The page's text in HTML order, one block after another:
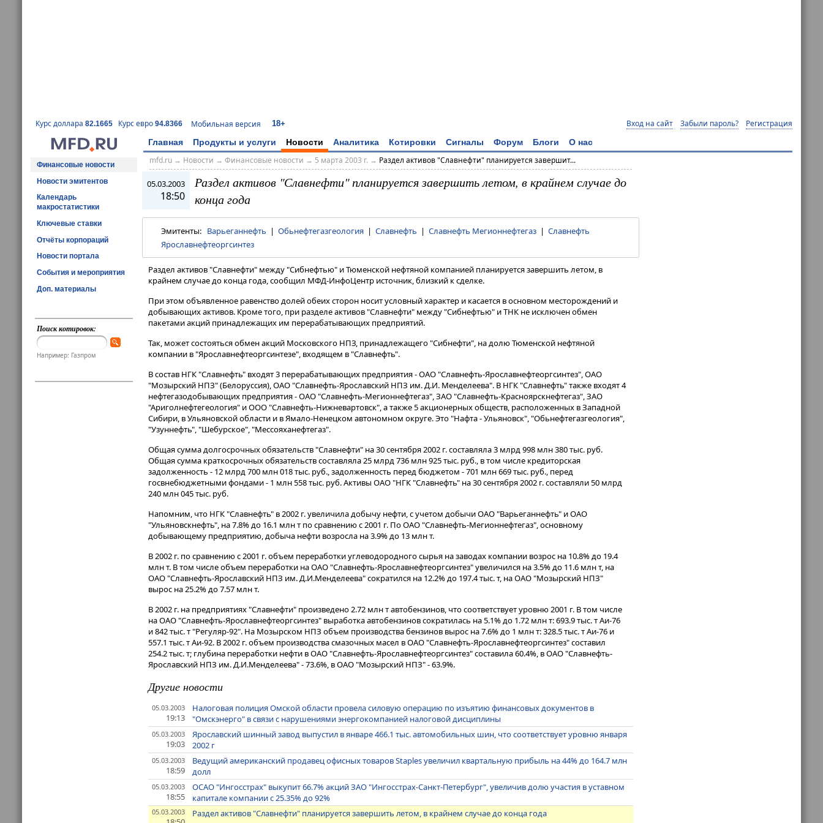
Курс доллара 82.1665 Курс евро 94.8366 Мобильная версия 18+ Вход на сайт Забыли пароль? Регистрация
Главная Продукты и услуги Новости Аналитика Котировки Сигналы Форум Блоги О нас
Финансовые новости
Новости эмитентов
Календарь
макростатистики
Ключевые ставки
Отчёты корпораций
Новости портала
События и мероприятия
Доп. материалы
Поиск котировок:
Например: Газпром
mfd.ru→ Новости → Финансовые новости → 5 марта 2003 г. → Раздел активов "Славнефти" планируется завершит...
05.03.2003
18:50
Раздел активов "Славнефти" планируется завершить летом, в крайнем случае до
конца года
Эмитенты: Варьеганнефть | Обьнефтегазгеология | Славнефть | Славнефть Мегионнефтегаз | Славнефть
Ярославнефтеоргсинтез
Раздел активов "Славнефти" между "Сибнефтью" и Тюменской нефтяной компанией планируется завершить летом, в
крайнем случае до конца года, сообщил МФД-ИнфоЦентр источник, близкий к сделке.
При этом объявленное равенство долей обеих сторон носит условный характер и касается в основном месторождений и
добывающих активов. Кроме того, при разделе активов "Славнефти" между "Сибнефтью" и ТНК не исключен обмен
пакетами акций принадлежащих им перерабатывающих предприятий.
Так, может состояться обмен акций Московского НПЗ, принадлежащего "Сибнефти", на долю Тюменской нефтяной
компании в "Ярославнефтеоргсинтезе", входящем в "Славнефть".
В состав НГК "Славнефть" входят 3 перерабатывающих предприятия - ОАО "Славнефть-Ярославнефтеоргсинтез", ОАО
"Мозырский НПЗ" (Белоруссия), ОАО "Славнефть-Ярославский НПЗ им. Д.И. Менделеева". В НГК "Славнефть" также входят 4
нефтегазодобывающих предприятия - ОАО "Славнефть-Мегионнефтегаз", ЗАО "Славнефть-Красноярскнефтегаз", ЗАО
"Ариголнефтегеология" и ООО "Славнефть-Нижневартовск", а также 5 акционерных обществ, расположенных в Западной
Сибири, в Ульяновской области и в Ямало-Ненецком автономном округе. Это "Нафта - Ульяновск", "Обьнефтегазгеология",
"Узуннефть", "Шебурское", "Мессояханефтегаз".
Общая сумма долгосрочных обязательств "Славнефти" на 30 сентября 2002 г. составляла 3 млрд 998 млн 380 тыс. руб.
Общая сумма краткосрочных обязательств составляла 25 млрд 736 млн 925 тыс. руб., в том числе кредиторская
задолженность - 12 млрд 700 млн 018 тыс. руб., задолженность перед бюджетом - 701 млн 669 тыс. руб., перед
госвнебюджетными фондами - 1 млн 558 тыс. руб. Активы ОАО "НГК "Славнефть" на 30 сентября 2002 г. составляли 50 млрд
240 млн 045 тыс. руб.
Напомним, что НГК "Славнефть" в 2002 г. увеличила добычу нефти, с учетом добычи ОАО "Варьеганнефть" и ОАО
"Ульяновскнефть", на 7.8% до 16.1 млн т по сравнению с 2001 г. По ОАО "Славнефть-Мегионнефтегаз", основному
добывающему предприятию, добыча нефти возросла на 3.9% до 13 млн т.
В 2002 г. по сравнению с 2001 г. объем переработки углеводородного сырья на заводах компании возрос на 10.8% до 19.4
млн т. В том числе объем переработки на ОАО "Славнефть-Ярославнефтеоргсинтез" увеличился на 3.5% до 11.6 млн т, на
ОАО "Славнефть-Ярославский НПЗ им. Д.И.Менделеева" сократился на 12.2% до 197.4 тыс. т, на ОАО "Мозырский НПЗ"
вырос на 25.2% до 7.57 млн т.
В 2002 г. на предприятиях "Славнефти" произведено 2.72 млн т автобензинов, что соответствует уровню 2001 г. В том числе
на ОАО "Славнефть-Ярославнефтеоргсинтез" выработка автобензинов сократилась на 5.1% до 1.72 млн т: 693.9 тыс. т Аи-76
и 842 тыс. т "Регуляр-92". На Мозырском НПЗ объем производства бензинов вырос на 7.6% до 1 млн т: 328.5 тыс. т Аи-76 и
557.1 тыс. т Аи-92. В 2002 г. объем производства смазочных масел в ОАО "Славнефть-Ярославнефтеоргсинтез" составил
254.2 тыс. т; глубина переработки нефти в ОАО "Славнефть-Ярославнефтеоргсинтез" составила 60.4%, в ОАО "Славнефть-
Ярославский НПЗ им. Д.И.Менделеева" - 73.6%, в ОАО "Мозырский НПЗ" - 63.9%.
Другие новости
05.03.2003
19:13
Налоговая полиция Омской области провела силовую операцию по изъятию финансовых документов в
"Омскэнерго" в связи с нарушениями энергокомпанией налоговой дисциплины
05.03.2003
19:03
Ярославский шинный завод выпустил в январе 466.1 тыс. автомобильных шин, что соответствует уровню января
2002 г
05.03.2003
18:59
Ведущий американский продавец офисных товаров Staples увеличил квартальную прибыль на 44% до 164.7 млн
долл
05.03.2003
18:55
ОСАО "Ингосстрах" выкупит 66.7% акций ЗАО "Ингосстрах-Санкт-Петербург", увеличив долю участия в уставном
капитале компании с 25.35% до 92%
05.03.2003 Раздел активов "Славнефти" планируется завершить летом, в крайнем случае до конца года